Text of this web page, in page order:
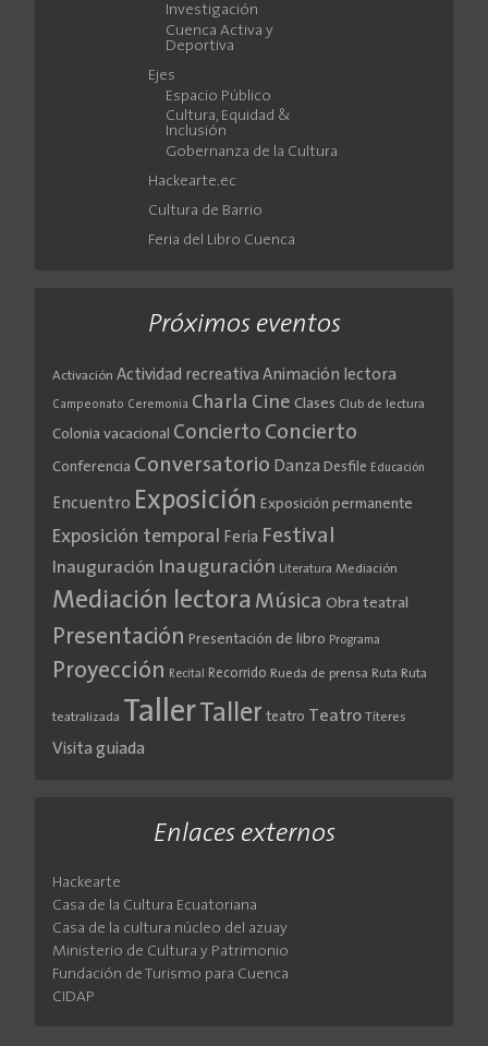
Investigación
Cuenca Activa y
Deportiva
Ejes
Espacio Público
Cultura, Equidad &
Inclusión
Gobernanza de la Cultura
Hackearte.ec
Cultura de Barrio
Feria del Libro Cuenca
Próximos eventos
Activación Actividad recreativa Animación lectora
Campeonato Ceremonia Charla Cine Clases Club de lectura
Colonia vacacional Concierto Concierto
Conferencia Conversatorio Danza Desfile Educación
Encuentro Exposición Exposición permanente
Exposición temporal Feria Festival
Inauguración Inauguración Literatura Mediación
Mediación lectora Música Obra teatral
Presentación Presentación de libro Programa
Proyección Recital Recorrido Rueda de prensa Ruta Ruta
teatralizada Taller Taller teatro Teatro Títeres
Visita guiada
Enlaces externos
Hackearte
Casa de la Cultura Ecuatoriana
Casa de la cultura núcleo del azuay
Ministerio de Cultura y Patrimonio
Fundación de Turismo para Cuenca
CIDAP